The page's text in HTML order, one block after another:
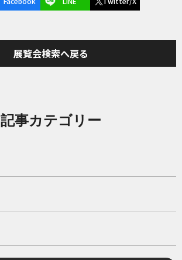
展覧会検索へ戻る
記事カテゴリー